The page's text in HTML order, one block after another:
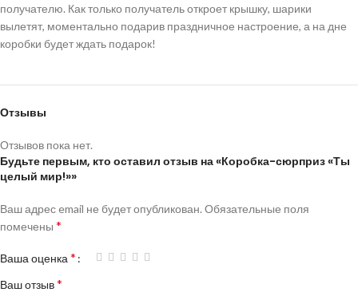
получателю. Как только получатель откроет крышку, шарики
вылетят, моментально подарив праздничное настроение, а на дне
коробки будет ждать подарок!
Отзывы
Отзывов пока нет.
Будьте первым, кто оставил отзыв на «Коробка-сюрприз «Ты
целый мир!»»
Ваш адрес email не будет опубликован. Обязательные поля
помечены *
Ваша оценка *
Ваш отзыв*